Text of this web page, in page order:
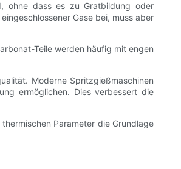
ohne dass es zu Gratbildung oder
Gase bei, muss aber
Teile werden häufig mit engen
Moderne Spritzgießmaschinen
ermöglichen. Dies verbessert die
Parameter die Grundlage